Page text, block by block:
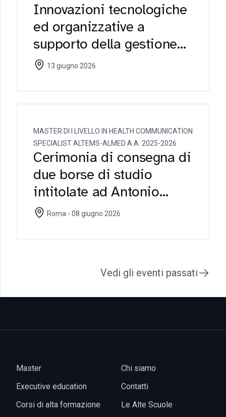
Innovazioni tecnologiche
ed organizzative a
supporto della gestione
della supply chain
13 giugno 2026
MASTER DI I LIVELLO IN HEALTH COMMUNICATION
SPECIALIST ALTEMS-ALMED A.A. 2025-2026
Cerimonia di consegna di
due borse di studio
intitolate ad Antonio
Morelli
Roma - 08 giugno 2026
Vedi gli eventi passati
Master
Executive education
Corsi di alta formazione
Chi siamo
Contatti
Le Alte Scuole